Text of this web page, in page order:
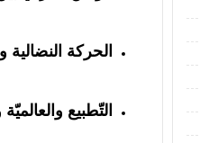
الحركة النضالية
التّطبيع